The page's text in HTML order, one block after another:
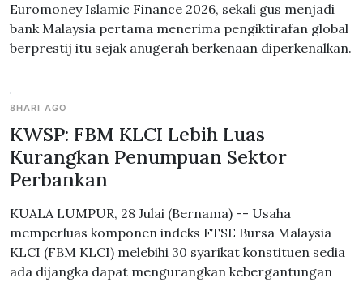
Euromoney Islamic Finance 2026, sekali gus menjadi
bank Malaysia pertama menerima pengiktirafan global
berprestij itu sejak anugerah berkenaan diperkenalkan.
8HARI AGO
KWSP: FBM KLCI Lebih Luas
Kurangkan Penumpuan Sektor
Perbankan
KUALA LUMPUR, 28 Julai (Bernama) -- Usaha
memperluas komponen indeks FTSE Bursa Malaysia
KLCI (FBM KLCI) melebihi 30 syarikat konstituen sedia
ada dijangka dapat mengurangkan kebergantungan